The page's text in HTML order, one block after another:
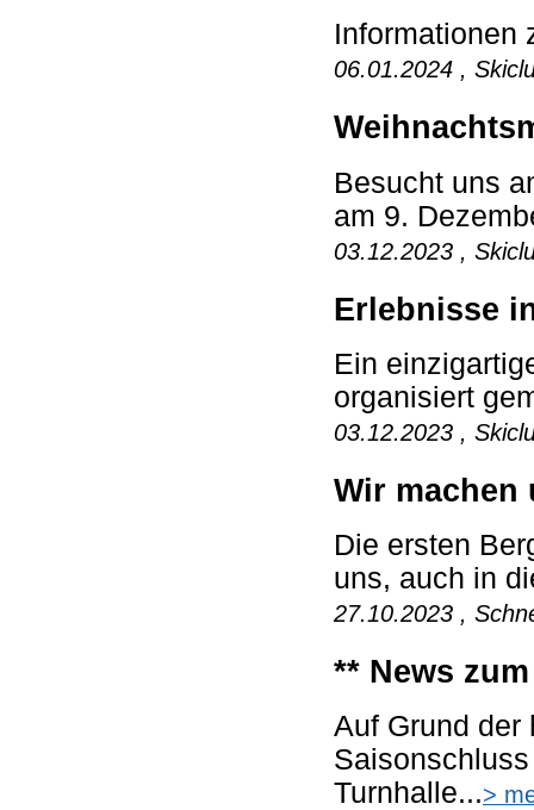
Informationen
06.01.2024 ,
Besucht uns
am 9.
03.12.2023 ,
Erlebnisse
Ein
organisiert
03.12.2023 ,
Wir machen
Die ersten
uns, auch in
27.10.2023 ,
** News
Auf Grund der
Turnhalle...>